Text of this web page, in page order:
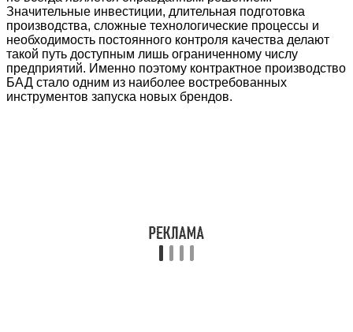
Значительные инвестиции, длительная подготовка
производства, сложные технологические процессы и
необходимость постоянного контроля качества делают
такой путь доступным лишь ограниченному числу
предприятий. Именно поэтому контрактное производство
БАД стало одним из наиболее востребованных
инструментов запуска новых брендов.